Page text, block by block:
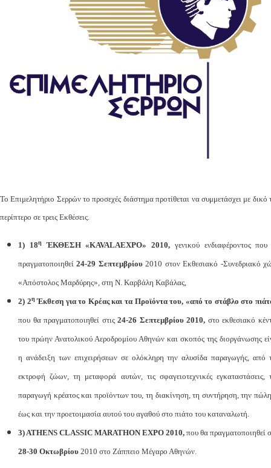
Το Επιμελητήριο Σερρών το προσεχές διάστημα προτίθεται να συμμετάσχει με δικό
περίπτερο σε τρεις Εκθέσεις.
1) 18ηΈΚΘΕΣΗ «KAVALAEXPO» 2010, γενικού ενδιαφέροντος που
πραγματοποιηθεί24-29 Σεπτεμβρίου2010 στον Εκθεσιακό -Συνεδριακό
«Απόστολος Μαρδύρης», στη Ν. Καρβάλη Καβάλας,
2) 2ηΈκθεση για το Κρέας και τα Προϊόντα του, «από το στάβλο στο
που θα πραγματοποιηθεί στις24-26 Σεπτεμβρίου 2010, στο εκθεσιακό
του πρώην Ανατολικού Αεροδρομίου Αθηνών και σκοπός της διοργάνωσης
η ανάδειξη των επιχειρήσεων σε ολόκληρη την αλυσίδα παραγωγής, από
εκτροφή ζώων, τη μεταφορά αυτών, τις σφαγειοτεχνικές εγκαταστάσεις,
παραγωγή κρέατος και προϊόντων του, τη διακίνηση, τη συντήρηση, την
έως και την προετοιμασία αυτού του αγαθού στο πιάτο του καταναλωτή.
3)ATHENS CLASSIC MARATHON EXPO 2010, που θα πραγματοποιηθεί
28-30 Οκτωβρίου 2010 στο Ζάππειο Μέγαρο Αθηνών.